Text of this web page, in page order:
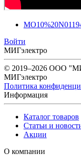
Войти
МИГэлектро
© 2019–2026 ООО
МИГэлектро
Политика
Информация
Каталог товаров
Статьи и
Акции
О компании